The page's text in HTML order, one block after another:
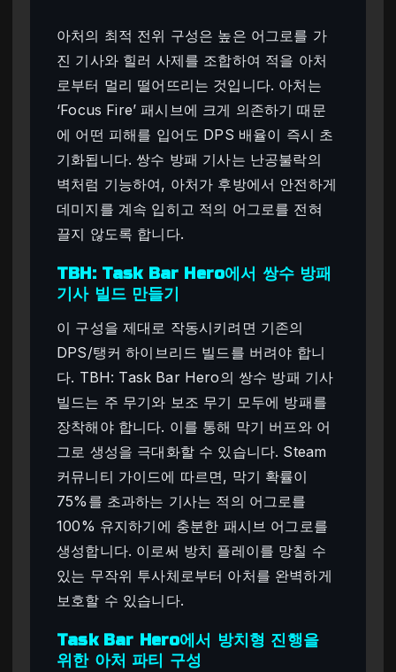
아처의 최적 전위 구성은 높은 어그로를 가
진 기사와 힐러 사제를 조합하여 적을 아처
로부터 멀리 떨어뜨리는 것입니다. 아처는
‘Focus Fire’ 패시브에 크게 의존하기 때문
에 어떤 피해를 입어도 DPS 배율이 즉시 초
기화됩니다. 쌍수 방패 기사는 난공불락의
벽처럼 기능하여, 아처가 후방에서 안전하게
데미지를 계속 입히고 적의 어그로를 전혀
끌지 않도록 합니다.
TBH: Task Bar Hero에서 쌍수 방패
기사 빌드 만들기
이 구성을 제대로 작동시키려면 기존의
DPS/탱커 하이브리드 빌드를 버려야 합니
다. TBH: Task Bar Hero의 쌍수 방패 기사
빌드는 주 무기와 보조 무기 모두에 방패를
장착해야 합니다. 이를 통해 막기 버프와 어
그로 생성을 극대화할 수 있습니다. Steam
커뮤니티 가이드에 따르면, 막기 확률이
75%를 초과하는 기사는 적의 어그로를
100% 유지하기에 충분한 패시브 어그로를
생성합니다. 이로써 방치 플레이를 망칠 수
있는 무작위 투사체로부터 아처를 완벽하게
보호할 수 있습니다.
Task Bar Hero에서 방치형 진행을
위한 아처 파티 구성